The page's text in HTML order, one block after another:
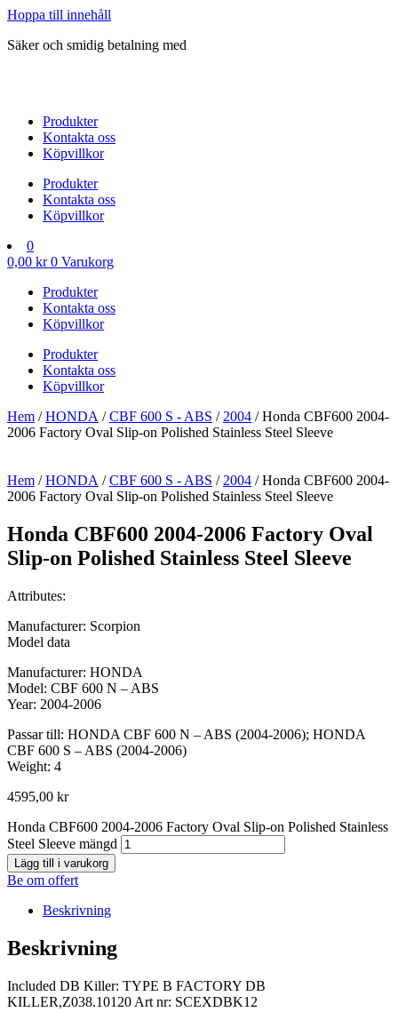
Hoppa till innehåll
Säker och smidig betalning med
Produkter
Kontakta oss
Köpvillkor
Produkter
Kontakta oss
Köpvillkor
0
0,00 kr 0 Varukorg
Produkter
Kontakta oss
Köpvillkor
Produkter
Kontakta oss
Köpvillkor
Hem /HONDA /CBF 600 S - ABS / 2004 / Honda CBF600 2004-
2006 Factory Oval Slip-on Polished Stainless Steel Sleeve
Hem /HONDA /CBF 600 S - ABS / 2004 / Honda CBF600 2004-
2006 Factory Oval Slip-on Polished Stainless Steel Sleeve
Honda CBF600 2004-2006 Factory Oval
Slip-on Polished Stainless Steel Sleeve
Attributes:
Manufacturer: Scorpion
Model data
Manufacturer: HONDA
Model: CBF 600 N – ABS
Year: 2004-2006
Passar till: HONDA CBF 600 N – ABS (2004-2006); HONDA
CBF 600 S – ABS (2004-2006)
Weight: 4
4595,00 kr
Honda CBF600 2004-2006 Factory Oval Slip-on Polished Stainless
Steel Sleeve mängd
Lägg till i varukorg
Be om offert
Beskrivning
Beskrivning
Included DB Killer: TYPE B FACTORY DB
KILLER,Z038.10120 Art nr: SCEXDBK12